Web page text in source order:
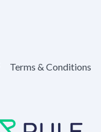
Terms & Conditions